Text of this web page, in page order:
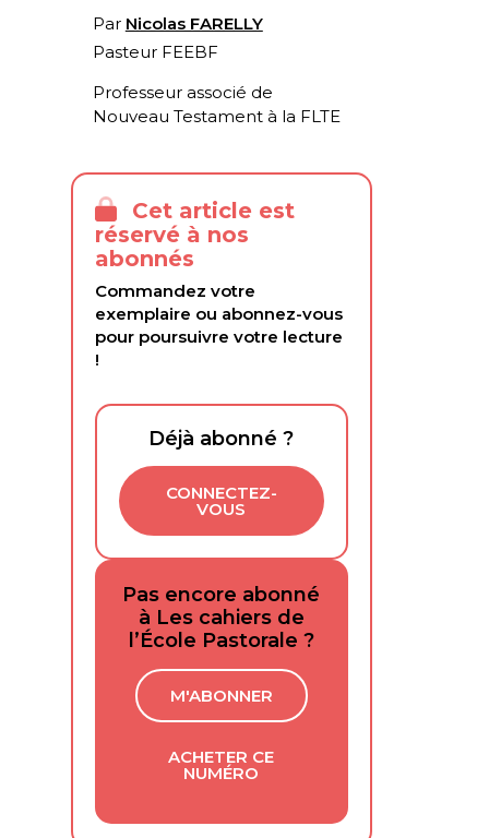
Par Nicolas FARELLY
Pasteur FEEBF
Professeur associé de
Nouveau Testament à la FLTE
Cet article est
réservé à nos
abonnés
Commandez votre
exemplaire ou abonnez-vous
pour poursuivre votre lecture
!
Déjà abonné ?
CONNECTEZ-
VOUS
Pas encore abonné
à Les cahiers de
l’École Pastorale ?
M'ABONNER
ACHETER CE
NUMÉRO